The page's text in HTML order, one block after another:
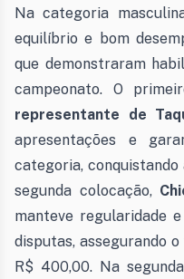
Na categoria
equilíbrio e bom
que demonstraram
campeonato. O
representante de
apresentações e
categoria,
segunda colocação,
manteve regularidade
disputas, assegurando
R$ 400,00. Na